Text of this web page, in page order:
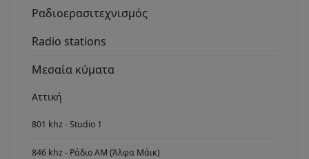
Ραδιοερασιτεχνισμός
Radio stations
Μεσαία κύματα
Αττική
801 khz - Studio 1
846 khz - Ράδιο ΑΜ (Άλφα Μάικ)